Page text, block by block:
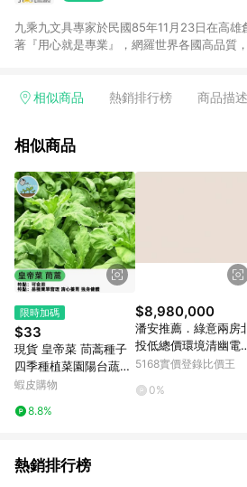
九乘九文具專家於民國85年11月23日在高雄
著『用心就是專業』，網羅世界各國高品質
非店舖通路及整合虛實行銷為目標，並以完
才享有回饋，點數將於廠商出貨後 30 天前
導購資格。 (3) 使用九乘九APP下單，將無法
相似商品 熱銷排行榜 商品描述
相似商品
限時加碼
$33
現貨 皇帝菜 茼蒿種子
四季種植菜園陽台蔬菜
小葉虎耳茼蒿 光杆茼蒿
成 鮮嫩火鍋蔬 葉菜類
蝦皮購物
8.8%
$8,980,000
潘安推薦．綠意兩房
投低總價環境清幽電
美宅｜台北市北投區溫
5168實價登錄比價王
0%
熱銷排行榜